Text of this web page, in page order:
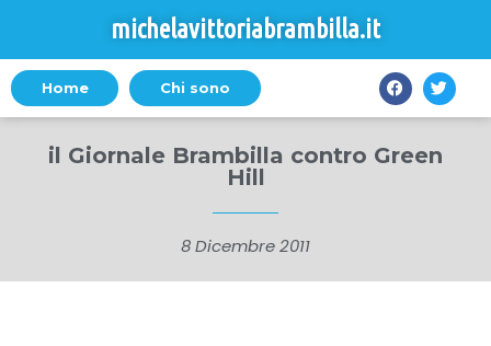
michelavittoriabrambilla.it
Home Chi sono
il Giornale Brambilla contro Green
Hill
8 Dicembre 2011